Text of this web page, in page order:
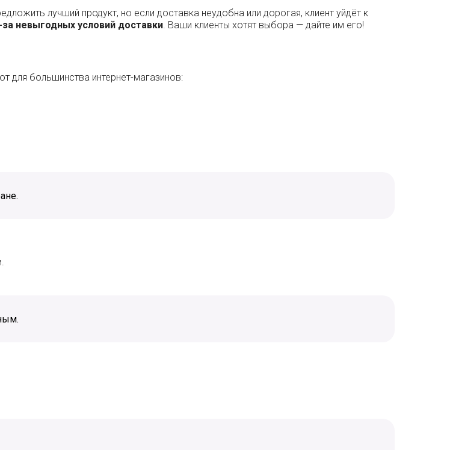
лучший продукт, но если доставка неудобна или дорогая, клиент уйдёт к
невыгодных условий доставки. Ваши клиенты хотят выбора — дайте им его!
для большинства интернет-магазинов: